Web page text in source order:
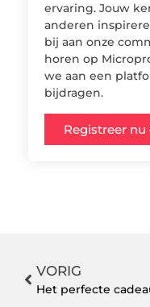
ervaring. Jouw
anderen
bij aan onze
horen op
we aan een
bijdragen.
Registreer nu
VORIG